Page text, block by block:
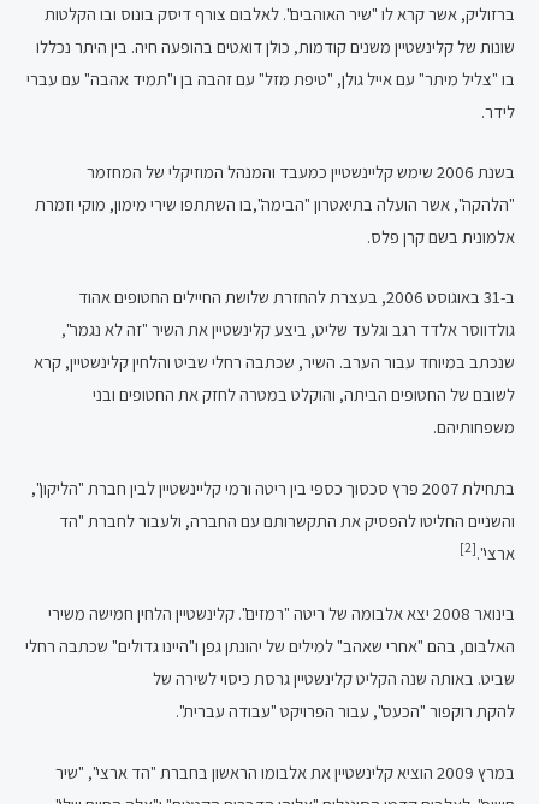
ברזוליק, אשר קרא לו "שיר האוהבים". לאלבום צורף דיסק בונוס ובו הקלטות
שונות של קלינשטיין משנים קודמות, כולן דואטים בהופעה חיה. בין היתר נכללו
בו "צליל מיתר" עם אייל גולן, "טיפת מזל" עם זהבה בן ו"תמיד אהבה" עם עברי
לידר.
בשנת 2006 שימש קליינשטיין כמעבד והמנהל המוזיקלי של המחזמר
"הלהקה", אשר הועלה בתיאטרון "הבימה",בו השתתפו שירי מימון, מוקי וזמרת
אלמונית בשם קרן פלס.
ב-31 באוגוסט 2006, בעצרת להחזרת שלושת החיילים החטופים אהוד
גולדווסר אלדד רגב וגלעד שליט, ביצע קלינשטיין את השיר "זה לא נגמר",
שנכתב במיוחד עבור הערב. השיר, שכתבה רחלי שביט והלחין קלינשטיין, קרא
לשובם של החטופים הביתה, והוקלט במטרה לחזק את החטופים ובני
משפחותיהם.
בתחילת 2007 פרץ סכסוך כספי בין ריטה ורמי קליינשטיין לבין חברת "הליקון",
והשניים החליטו להפסיק את התקשרותם עם החברה, ולעבור לחברת "הד
ארצי".[2]
בינואר 2008 יצא אלבומה של ריטה "רמזים". קלינשטיין הלחין חמישה משירי
האלבום, בהם "אחרי שאהב" למילים של יהונתן גפן ו"היינו גדולים" שכתבה רחלי
שביט. באותה שנה הקליט קלינשטיין גרסת כיסוי לשירה של
להקת רוקפור "הכעס", עבור הפרויקט "עבודה עברית".
במרץ 2009 הוציא קלינשטיין את אלבומו הראשון בחברת "הד ארצי", "שיר